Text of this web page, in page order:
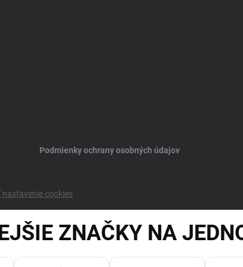
Podmienky ochrany osobných údajov
nastavenie cookies
ZNAČKY NA